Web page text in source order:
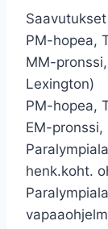
PM-hopea,
MM-
Lexington)
PM-hopea,
EM-pronssi,
henk.koht.